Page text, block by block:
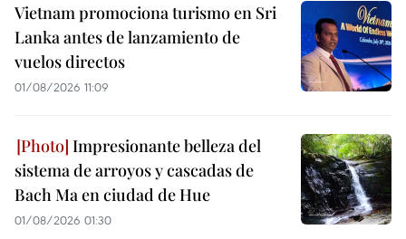
Vietnam promociona turismo en Sri
Lanka antes de lanzamiento de
vuelos directos
01/08/2026 11:09
Impresionante belleza del
sistema de arroyos y cascadas de
Bach Ma en ciudad de Hue
01/08/2026 01:30